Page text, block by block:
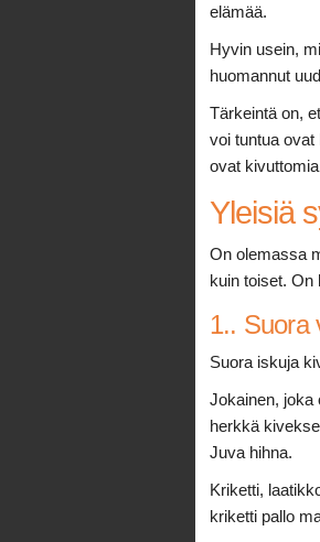
elämää.
Hyvin usein,
huomannut
Tärkeintä on,
voi tuntua ovat
ovat
Yleisiä
On olemassa
kuin toiset. On
1.. Suora
Suora iskuja
Jokainen, joka
herkkä
Juva hihna.
Kriketti,
kriketti pallo